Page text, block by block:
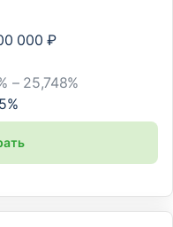
000 ₽
– 25,748%
%